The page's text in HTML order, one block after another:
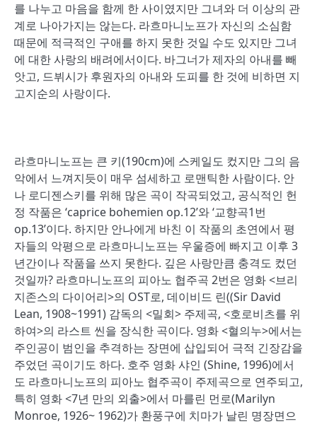
를 나누고 마음을 함께 한 사이였지만 그녀와 더 이상의 관
계로 나아가지는 않는다. 라흐마니노프가 자신의 소심함
때문에 적극적인 구애를 하지 못한 것일 수도 있지만 그녀
에 대한 사랑의 배려에서이다. 바그너가 제자의 아내를 빼
앗고, 드뷔시가 후원자의 아내와 도피를 한 것에 비하면 지
고지순의 사랑이다.
라흐마니노프는 큰 키(190cm)에 스케일도 컸지만 그의 음
악에서 느껴지듯이 매우 섬세하고 로맨틱한 사람이다. 안
나 로디젠스키를 위해 많은 곡이 작곡되었고, 공식적인 헌
정 작품은 ‘caprice bohemien op.12’와 ‘교향곡1번
op.13’이다. 하지만 안나에게 바친 이 작품의 초연에서 평
자들의 악평으로 라흐마니노프는 우울증에 빠지고 이후 3
년간이나 작품을 쓰지 못한다. 깊은 사랑만큼 충격도 컸던
것일까? 라흐마니노프의 피아노 협주곡 2번은 영화 <브리
지존스의 다이어리>의 OST로, 데이비드 린((Sir David
Lean, 1908~1991) 감독의 <밀회> 주제곡, <호로비츠를 위
하여>의 라스트 씬을 장식한 곡이다. 영화 <혈의누>에서는
주인공이 범인을 추격하는 장면에 삽입되어 극적 긴장감을
주었던 곡이기도 하다. 호주 영화 샤인 (Shine, 1996)에서
도 라흐마니노프의 피아노 협주곡이 주제곡으로 연주되고,
특히 영화 <7년 만의 외출>에서 마를린 먼로(Marilyn
Monroe, 1926~ 1962)가 환풍구에 치마가 날린 명장면으